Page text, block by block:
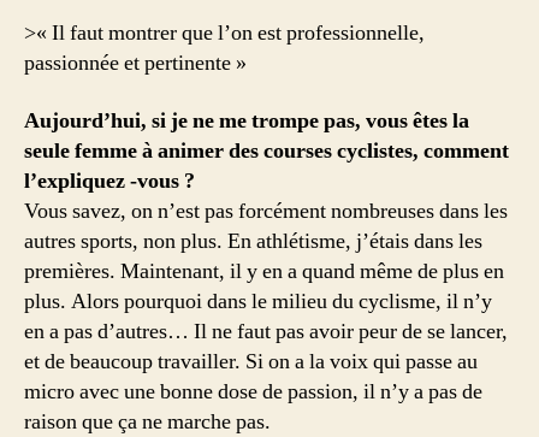
>« Il faut montrer que l’on est professionnelle,
passionnée et pertinente »
Aujourd’hui, si je ne me trompe pas, vous êtes la
seule femme à animer des courses cyclistes, comment
l’expliquez -vous ?
Vous savez, on n’est pas forcément nombreuses dans les
autres sports, non plus. En athlétisme, j’étais dans les
premières. Maintenant, il y en a quand même de plus en
plus. Alors pourquoi dans le milieu du cyclisme, il n’y
en a pas d’autres… Il ne faut pas avoir peur de se lancer,
et de beaucoup travailler. Si on a la voix qui passe au
micro avec une bonne dose de passion, il n’y a pas de
raison que ça ne marche pas.